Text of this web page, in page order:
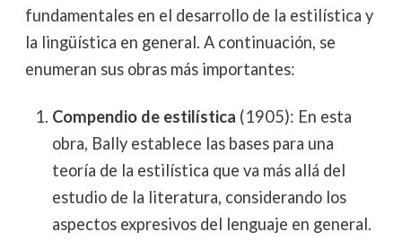
fundamentales en el desarrollo de la estilística y
la lingüística en general. A continuación, se
enumeran sus obras más importantes:
Compendio de estilística (1905): En esta
obra, Bally establece las bases para una
teoría de la estilística que va más allá del
estudio de la literatura, considerando los
aspectos expresivos del lenguaje en general.